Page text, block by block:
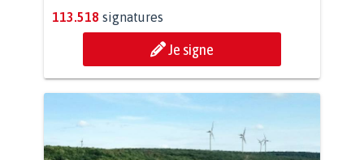
113.518 signatures
Je signe